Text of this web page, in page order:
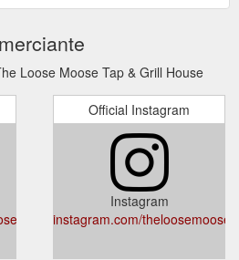
Loose Moose Tap & Grill House
Official Instagram
Instagram
instagram.com/